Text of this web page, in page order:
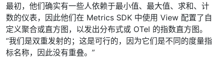
最初，他们确实有一些人依赖于最小值、最大值、求和、计
数的仪表，因此他们在 Metrics SDK 中使用 View 配置了自
定义聚合或直方图，以发出分布式或 OTel 的指数直方图。
“我们是双重发射的；这是可行的，因为它们是不同的度量指
标名称，因此没有重叠。”